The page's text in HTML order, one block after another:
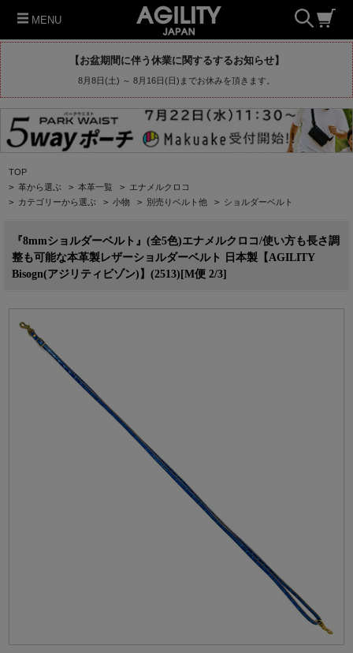
MENU
【お盆期間に伴う休業に関するするお知らせ】
8月8日(土) ～ 8月16日(日)までお休みを頂きます。
TOP
> 革から選ぶ > 本革一覧 > エナメルクロコ
> カテゴリーから選ぶ > 小物 > 別売りベルト他 > ショルダーベルト
『8mmショルダーベルト』(全5色)エナメルクロコ/使い方も長さ調
整も可能な本革製レザーショルダーベルト 日本製【AGILITY
Bisogn(アジリティビゾン)】(2513)[M便 2/3]